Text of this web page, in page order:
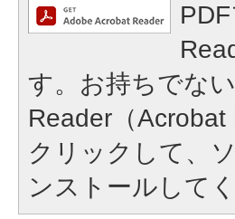
す。お持ちでな
Reader（
クリックして、
ンストールして